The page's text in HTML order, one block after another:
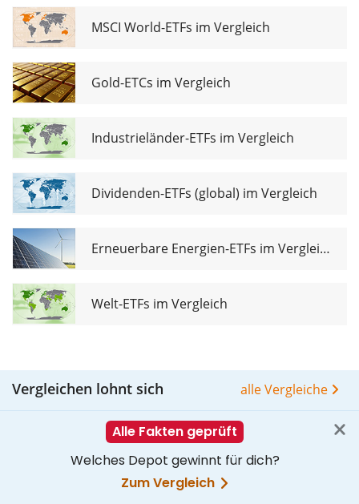
MSCI World-ETFs im Vergleich
Gold-ETCs im Vergleich
Industrieländer-ETFs im Vergleich
Dividenden-ETFs (global) im Vergleich
Erneuerbare Energien-ETFs im Vergleich
Welt-ETFs im Vergleich
Vergleichen lohnt sich alle Vergleiche